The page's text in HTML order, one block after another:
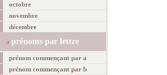
octobre
novembre
décembre
prénoms par lettre
prénom commençant par a
prénom commençant par b